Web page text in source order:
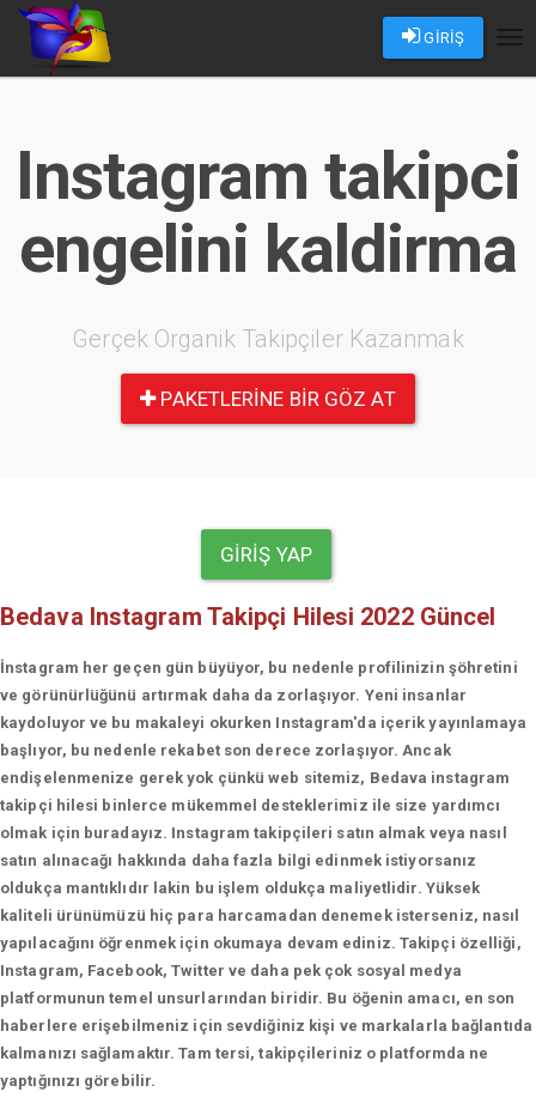
GİRİŞ
Instagram takipci
engelini kaldirma
Gerçek Organik Takipçiler Kazanmak
PAKETLERINE BIR GÖZ AT
GIRIŞ YAP
Bedava Instagram Takipçi Hilesi 2022 Güncel
İnstagram her geçen gün büyüyor, bu nedenle profilinizin şöhretini
ve görünürlüğünü artırmak daha da zorlaşıyor. Yeni insanlar
kaydoluyor ve bu makaleyi okurken Instagram'da içerik yayınlamaya
başlıyor, bu nedenle rekabet son derece zorlaşıyor. Ancak
endişelenmenize gerek yok çünkü web sitemiz, Bedava instagram
takipçi hilesi binlerce mükemmel desteklerimiz ile size yardımcı
olmak için buradayız. Instagram takipçileri satın almak veya nasıl
satın alınacağı hakkında daha fazla bilgi edinmek istiyorsanız
oldukça mantıklıdır lakin bu işlem oldukça maliyetlidir. Yüksek
kaliteli ürünümüzü hiç para harcamadan denemek isterseniz, nasıl
yapılacağını öğrenmek için okumaya devam ediniz. Takipçi özelliği,
Instagram, Facebook, Twitter ve daha pek çok sosyal medya
platformunun temel unsurlarından biridir. Bu öğenin amacı, en son
haberlere erişebilmeniz için sevdiğiniz kişi ve markalarla bağlantıda
kalmanızı sağlamaktır. Tam tersi, takipçileriniz o platformda ne
yaptığınızı görebilir.